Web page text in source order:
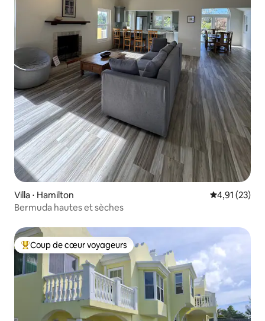
Villa ⋅ Hamilton Évaluation
4,91 (23)
Bermuda hautes et sèches
Coups de cœur voyageurs les plus appréciés
Coup de cœur voyageurs